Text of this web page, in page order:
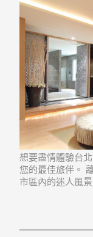
想要盡情體驗台
您的最佳旅伴。
市區內的迷人風